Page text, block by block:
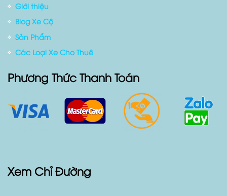
Giới thiệu
Blog Xe Cộ
Sản Phẩm
Các Loại Xe Cho Thuê
Phương Thức Thanh Toán
Xem Chỉ Đường